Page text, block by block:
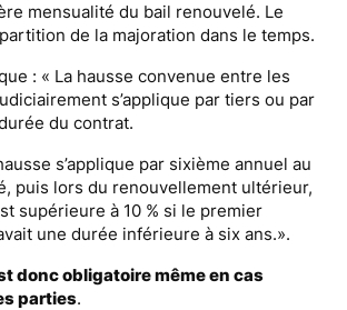
mensualité du bail renouvelé. Le
de la majoration dans le temps.
: « La hausse convenue entre les
s’applique par tiers ou par
du contrat.
s’applique par sixième annuel au
puis lors du renouvellement ultérieur,
supérieure à 10 % si le premier
une durée inférieure à six ans.».
donc obligatoire même en cas
parties.